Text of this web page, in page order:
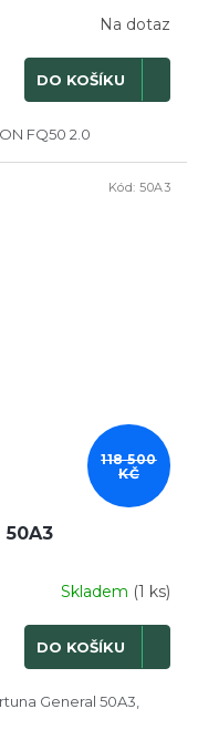
R
M
Na dotaz
DO KOŠÍKU
FQ50 2.0
118 500
KČ
50A3
Skladem (1 ks)
DO KOŠÍKU
General 50A3,
Kód: 50A3